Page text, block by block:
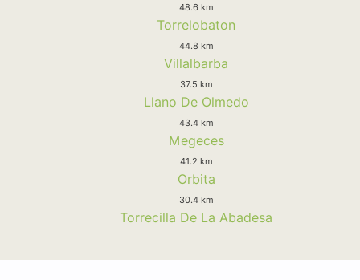
48.6 km
Torrelobaton
44.8 km
Villalbarba
37.5 km
Llano De Olmedo
43.4 km
Megeces
41.2 km
Orbita
30.4 km
Torrecilla De La Abadesa